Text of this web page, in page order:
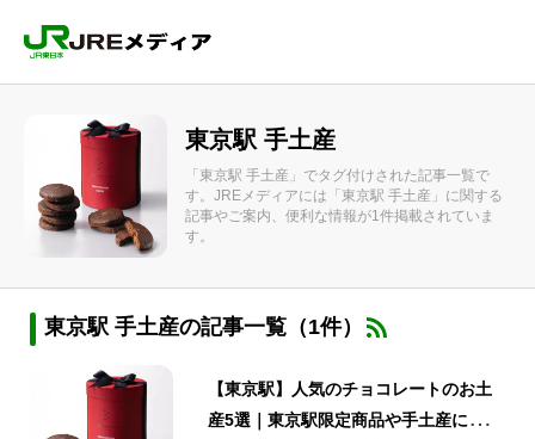
東京駅 手土産
「東京駅 手土産」でタグ付けされた記事一覧で
す。JREメディアには「東京駅 手土産」に関する
記事やご案内、便利な情報が1件掲載されていま
す。
東京駅 手土産の記事一覧（1件）
【東京駅】人気のチョコレートのお土
産5選｜東京駅限定商品や手土産にもぴ